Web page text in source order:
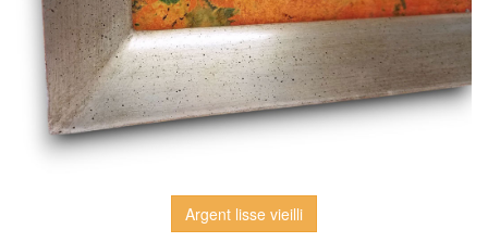
Argent lisse vieilli